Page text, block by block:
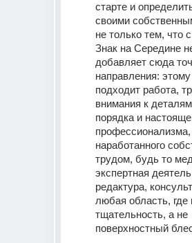
старте и
своими
не только тем, что
Знак на Середине
добавляет сюда
направления:
подходит работа,
внимания к
порядка и
профессионализма,
наработанного
трудом, будь то
экспертная
редактура,
любая область, где
тщательность, а не
поверхностный